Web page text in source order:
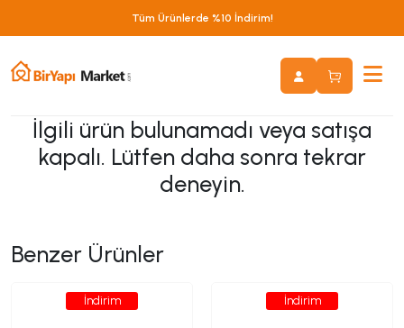
Tüm Ürünlerde %10 İndirim!
İlgili ürün bulunamadı veya satışa
kapalı. Lütfen daha sonra tekrar
deneyin.
Benzer Ürünler
İndirim İndirim